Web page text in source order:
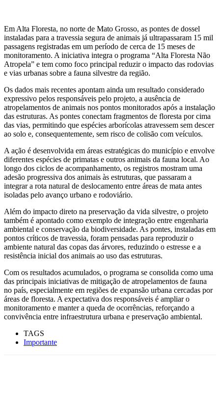
Em Alta Floresta, no norte de Mato Grosso, as pontes de dossel
instaladas para a travessia segura de animais já ultrapassaram 15 mil
passagens registradas em um período de cerca de 15 meses de
monitoramento. A iniciativa integra o programa “Alta Floresta Não
Atropela” e tem como foco principal reduzir o impacto das rodovias
e vias urbanas sobre a fauna silvestre da região.
Os dados mais recentes apontam ainda um resultado considerado
expressivo pelos responsáveis pelo projeto, a ausência de
atropelamentos de animais nos pontos monitorados após a instalação
das estruturas. As pontes conectam fragmentos de floresta por cima
das vias, permitindo que espécies arborícolas atravessem sem descer
ao solo e, consequentemente, sem risco de colisão com veículos.
A ação é desenvolvida em áreas estratégicas do município e envolve
diferentes espécies de primatas e outros animais da fauna local. Ao
longo dos ciclos de acompanhamento, os registros mostram uma
adesão progressiva dos animais às estruturas, que passaram a
integrar a rota natural de deslocamento entre áreas de mata antes
isoladas pelo avanço urbano e rodoviário.
Além do impacto direto na preservação da vida silvestre, o projeto
também é apontado como exemplo de integração entre engenharia
ambiental e conservação da biodiversidade. As pontes, instaladas em
pontos críticos de travessia, foram pensadas para reproduzir o
ambiente natural das copas das árvores, reduzindo o estresse e a
resistência inicial dos animais ao uso das estruturas.
Com os resultados acumulados, o programa se consolida como uma
das principais iniciativas de mitigação de atropelamentos de fauna
no país, especialmente em regiões de expansão urbana cercadas por
áreas de floresta. A expectativa dos responsáveis é ampliar o
monitoramento e manter a queda de ocorrências, reforçando a
convivência entre infraestrutura urbana e preservação ambiental.
TAGS
Importante